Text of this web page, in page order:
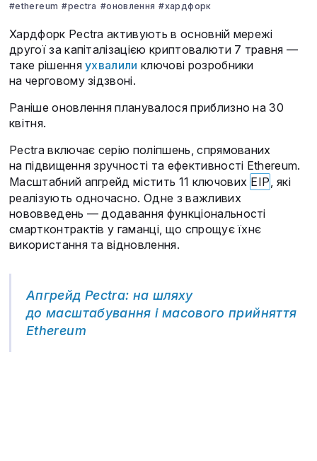
#ethereum #pectra #оновлення #хардфорк
Хардфорк Pectra активують в основній мережі
другої за капіталізацією криптовалюти 7 травня —
таке рішенняухвалили ключові розробники
на черговому зідзвоні.
Раніше оновлення планувалося приблизно на 30
квітня.
Pectra включає серію поліпшень, спрямованих
на підвищення зручності та ефективності Ethereum.
Масштабний апгрейд містить 11 ключових EIP, які
реалізують одночасно. Одне з важливих
нововведень — додавання функціональності
смартконтрактів у гаманці, що спрощує їхнє
використання та відновлення.
Апгрейд Pectra: на шляху
до масштабування і масового прийняття
Ethereum